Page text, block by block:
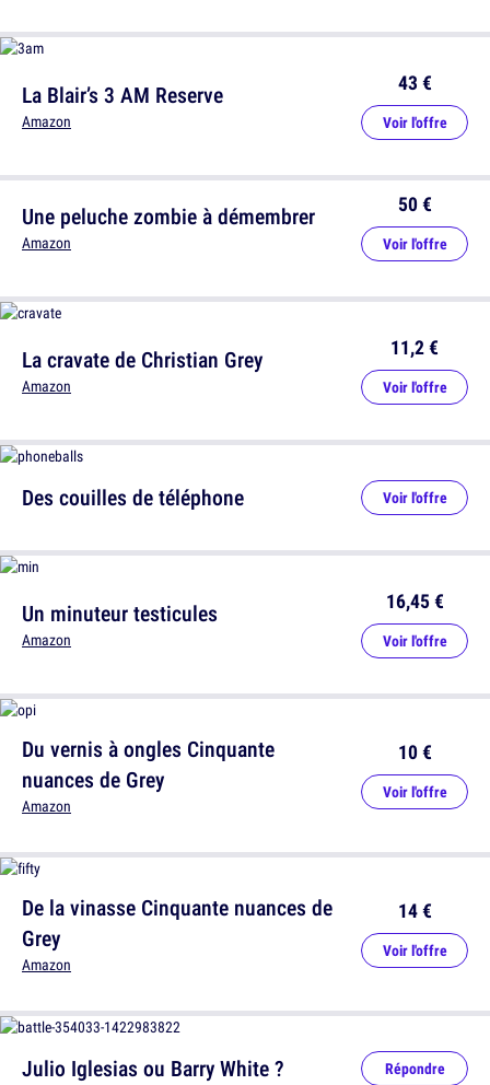
Une peluche zombie à démembrer
Amazon
50 €
Voir l'offre
Des couilles de téléphone Voir l'offre
Du vernis à ongles Cinquante
nuances de Grey
Amazon
10 €
Voir l'offre
Julio Iglesias ou Barry White ? Répondre
La Blair’s 3 AM Reserve
Amazon
43 €
Voir l'offre
La cravate de Christian Grey
Amazon
11,2 €
Voir l'offre
Un minuteur testicules
Amazon
16,45 €
Voir l'offre
De la vinasse Cinquante nuances de
Grey
Amazon
14 €
Voir l'offre